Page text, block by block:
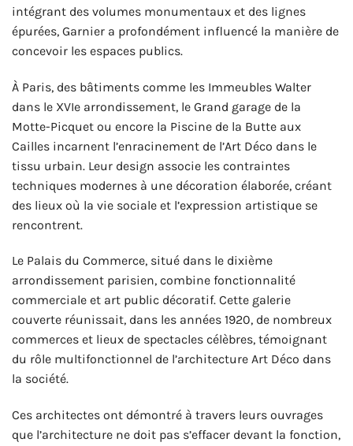
intégrant des volumes monumentaux et des lignes
épurées, Garnier a profondément influencé la manière de
concevoir les espaces publics.
À Paris, des bâtiments comme les Immeubles Walter
dans le XVIe arrondissement, le Grand garage de la
Motte-Picquet ou encore la Piscine de la Butte aux
Cailles incarnent l’enracinement de l’Art Déco dans le
tissu urbain. Leur design associe les contraintes
techniques modernes à une décoration élaborée, créant
des lieux où la vie sociale et l’expression artistique se
rencontrent.
Le Palais du Commerce, situé dans le dixième
arrondissement parisien, combine fonctionnalité
commerciale et art public décoratif. Cette galerie
couverte réunissait, dans les années 1920, de nombreux
commerces et lieux de spectacles célèbres, témoignant
du rôle multifonctionnel de l’architecture Art Déco dans
la société.
Ces architectes ont démontré à travers leurs ouvrages
que l’architecture ne doit pas s’effacer devant la fonction,